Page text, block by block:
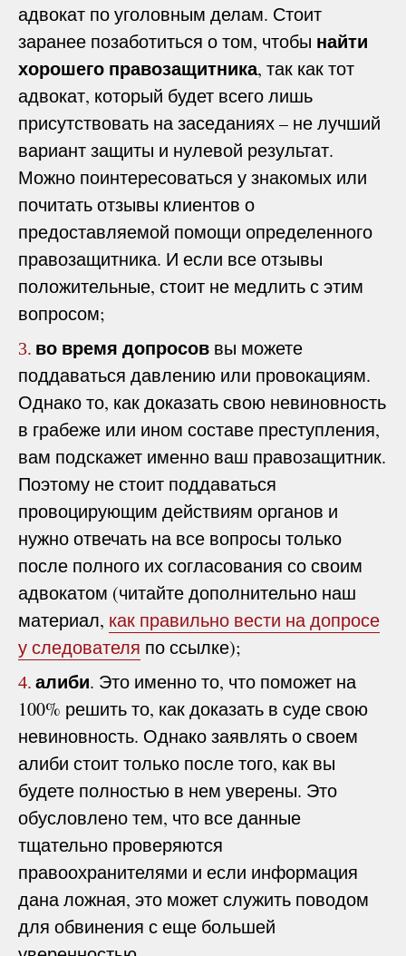
адвокат по уголовным делам. Стоит
заранее позаботиться о том, чтобы найти
хорошего правозащитника, так как тот
адвокат, который будет всего лишь
присутствовать на заседаниях – не лучший
вариант защиты и нулевой результат.
Можно поинтересоваться у знакомых или
почитать отзывы клиентов о
предоставляемой помощи определенного
правозащитника. И если все отзывы
положительные, стоит не медлить с этим
вопросом;
3. во время допросов вы можете
поддаваться давлению или провокациям.
Однако то, как доказать свою невиновность
в грабеже или ином составе преступления,
вам подскажет именно ваш правозащитник.
Поэтому не стоит поддаваться
провоцирующим действиям органов и
нужно отвечать на все вопросы только
после полного их согласования со своим
адвокатом (читайте дополнительно наш
материал, как правильно вести на допросе
у следователя по ссылке);
4. алиби. Это именно то, что поможет на
100% решить то, как доказать в суде свою
невиновность. Однако заявлять о своем
алиби стоит только после того, как вы
будете полностью в нем уверены. Это
обусловлено тем, что все данные
тщательно проверяются
правоохранителями и если информация
дана ложная, это может служить поводом
для обвинения с еще большей